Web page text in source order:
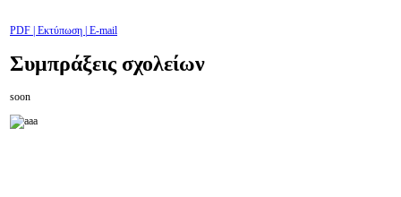
PDF | Εκτύπωση | E-mail
Συμπράξεις σχολείων
soon